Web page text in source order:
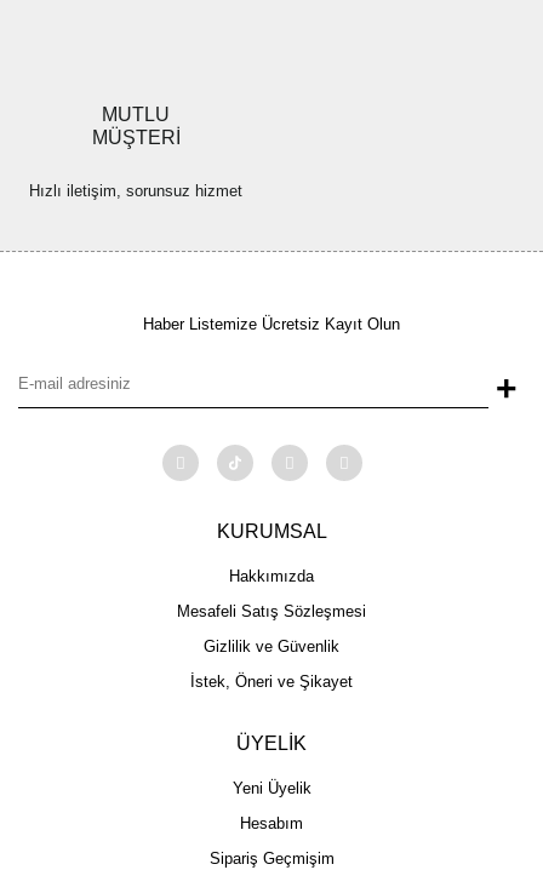
MUTLU
MÜŞTERİ
Hızlı iletişim, sorunsuz hizmet
Haber Listemize Ücretsiz Kayıt Olun
+
KURUMSAL
Hakkımızda
Mesafeli Satış Sözleşmesi
Gizlilik ve Güvenlik
İstek, Öneri ve Şikayet
ÜYELİK
Yeni Üyelik
Hesabım
Sipariş Geçmişim